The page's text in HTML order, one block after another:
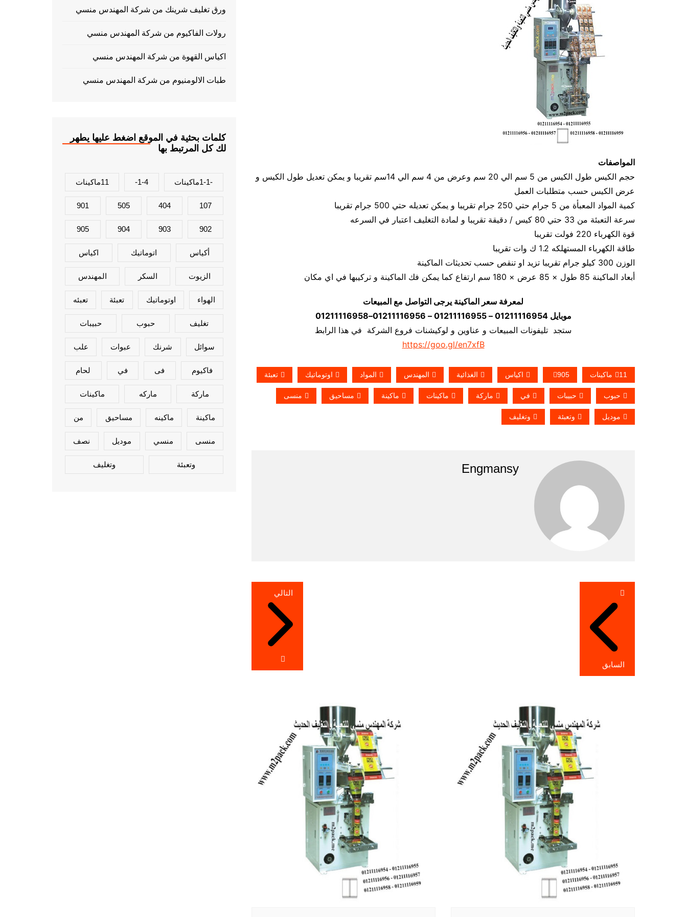
المواصفات
حجم الكيس طول الكيس من 5 سم الي 20 سم وعرض من 4 سم الي 14سم تقريبا و يمكن تعديل طول الكيس و
عرض الكيس حسب متطلبات العمل
كمية المواد المعبأة من 5 جرام حتي 250 جرام تقريبا و يمكن تعديله حتي 500 جرام تقريبا
سرعة التعبئة من 33 حتي 80 كيس / دقيقة تقريبا و لمادة التغليف اعتبار في السرعه
قوة الكهرباء 220 فولت تقريبا
طاقة الكهرباء المستهلكه 1.2 ك وات تقريبا
الوزن 300 كيلو جرام تقريبا تزيد او تنقص حسب تحديثات الماكينة
أبعاد الماكينة 85 طول × 85 عرض × 180 سم ارتفاع كما يمكن فك الماكينة و تركيبها في اي مكان
لمعرفة سعر الماكينة يرجى التواصل مع المبيعات
موبايل 01211116954 – 01211116955 – 01211116956–01211116958
ستجد تليفونات المبيعات و عناوين و لوكيشنات فروع الشركة في هذا الرابط
https://goo.gl/en7xfB
11ماكينات 905 اكياس الغذائية المهندس المواد اوتوماتيك تعبئة
حبوب حبيبات في ماركة ماكينات ماكينة مساحيق منسى
موديل وتعبئة وتغليف
Engmansy
تصفّح
المقالات
السابق
التالي
ورق تغليف شرينك من شركة المهندس منسي
رولات الفاكيوم من شركة المهندس منسي
اكياس القهوة من شركة المهندس منسي
طبات الالومنيوم من شركة المهندس منسي
كلمات بحثية في الموقع اضغط عليها يطهر
لك كل المرتبط بها
-1-1ماكينات 1-4- 11ماكينات
107
404
505
901
902
903
904
905
أكياس اتوماتيك اكياس
الزيوت السكر المهندس
الهواء اوتوماتيك تعبئة تعبئه
تغليف حبوب حبيبات
سوائل شرنك عبوات علب
فاكيوم فى في لحام
ماركة ماركه ماكينات
ماكينة ماكينه مساحيق من
منسى منسي موديل نصف
وتعبئة وتغليف